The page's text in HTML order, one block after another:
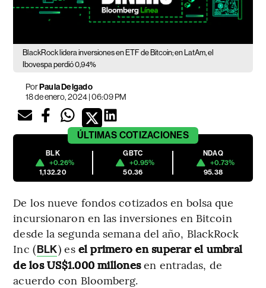
BlackRock lidera inversiones en ETF de Bitcoin; en LatAm, el
Ibovespa perdió 0,94%
PorPaula Delgado
18 de enero, 2024 | 06:09 PM
ÚLTIMAS COTIZACIONES
BLK
+0.26%
1,132.20
GBTC
+0.95%
50.36
NDAQ
+0.73%
95.38
De los nueve fondos cotizados en bolsa que
incursionaron en las inversiones en Bitcoin
desde la segunda semana del año, BlackRock
Inc (BLK) es el primero en superar el umbral
de los US$1.000 millonesen entradas, de
acuerdo con Bloomberg.